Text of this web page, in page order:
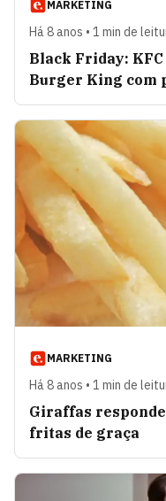
MARKETING
Há 8 anos • 1 min de
Black Friday:
Burger King com
MARKETING
Há 8 anos • 1 min de
Giraffas
fritas de graça